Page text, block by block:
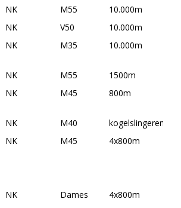
NK M55
10.000m
NK V50
10.000m
NK M35 10.000m
NK M55
1500m
NK M45 800m
NK M40
kogelslingeren
NK M45 4x800m
NK Dames 4x800m